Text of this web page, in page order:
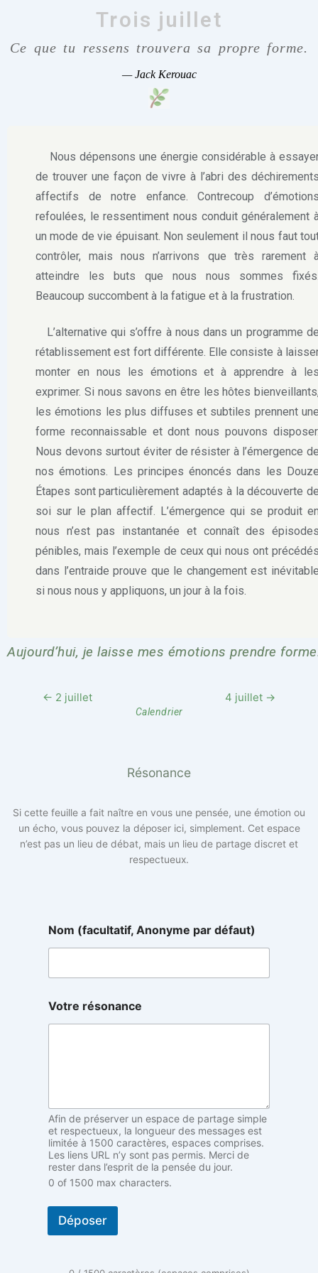
Trois juillet
Ce que tu ressens trouvera sa propre forme.
—Jack Kerouac
Nous dépensons une énergie considérable à
de trouver une façon de vivre à l’abri des
affectifs de notre enfance. Contrecoup
refoulées, le ressentiment nous conduit généralement
un mode de vie épuisant. Non seulement il nous faut
contrôler, mais nous n’arrivons que très rarement
atteindre les buts que nous nous sommes
Beaucoup succombent à la fatigue et à la frustration.
L’alternative qui s’offre à nous dans un programme
rétablissement est fort différente. Elle consiste à
monter en nous les émotions et à apprendre à
exprimer. Si nous savons en être les hôtes
les émotions les plus diffuses et subtiles prennent
forme reconnaissable et dont nous pouvons
Nous devons surtout éviter de résister à l’émergence
nos émotions. Les principes énoncés dans les
Étapes sont particulièrement adaptés à la découverte
soi sur le plan affectif. L’émergence qui se produit
nous n’est pas instantanée et connaît des
pénibles, mais l’exemple de ceux qui nous ont
dans l’entraide prouve que le changement est
si nous nous y appliquons, un jour à la fois.
Aujourd’hui, je laisse mes émotions prendre
← 2 juillet 4 juillet →
Calendrier
Résonance
Si cette feuille a fait naître en vous une pensée, une émotion ou
un écho, vous pouvez la déposer ici, simplement. Cet espace
n’est pas un lieu de débat, mais un lieu de partage discret et
respectueux.
n
o
e
d
é
d
é
f
a
u
t
)
Nom (facultatif, Anonyme par défaut)
Votre résonance
Afin de préserver un espace de partage simple
et respectueux, la longueur des messages est
limitée à 1500 caractères, espaces comprises.
Les liens URL n’y sont pas permis. Merci de
rester dans l’esprit de la pensée du jour.
0 of 1500 max characters.
Déposer